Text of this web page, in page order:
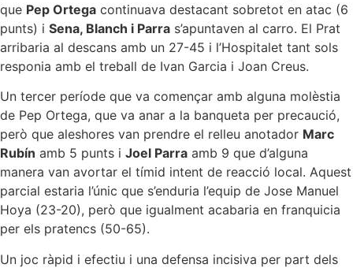
que Pep Ortega continuava destacant sobretot en atac (6
punts) i Sena, Blanch i Parra s’apuntaven al carro. El Prat
arribaria al descans amb un 27-45 i l’Hospitalet tant sols
responia amb el treball de Ivan Garcia i Joan Creus.
Un tercer període que va començar amb alguna molèstia
de Pep Ortega, que va anar a la banqueta per precaució,
però que aleshores van prendre el relleu anotador Marc
Rubín amb 5 punts i Joel Parra amb 9 que d’alguna
manera van avortar el tímid intent de reacció local. Aquest
parcial estaria l’únic que s’enduria l’equip de Jose Manuel
Hoya (23-20), però que igualment acabaria en franquicia
per els pratencs (50-65).
Un joc ràpid i efectiu i una defensa incisiva per part dels